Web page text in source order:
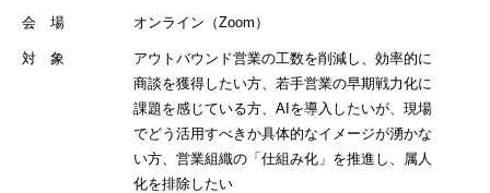
会 場 オンライン（Zoom）
対 象
アウトバウンド営業の工数を削減し、効率的に
商談を獲得したい方、若手営業の早期戦力化に
課題を感じている方、AIを導入したいが、現場
でどう活用すべきか具体的なイメージが湧かな
い方、営業組織の「仕組み化」を推進し、属人
化を排除したい